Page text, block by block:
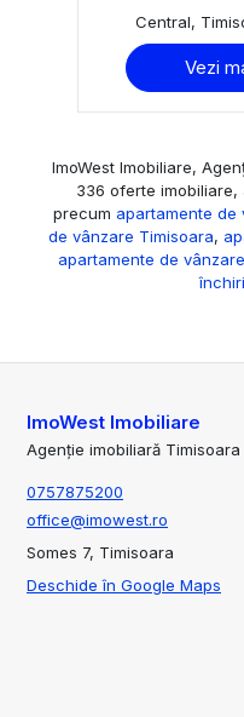
Central,
Vezi
ImoWest Imobiliare,
336 oferte
precum apartamente de
de vânzare Timisoara,
apartamente de
ImoWest Imobiliare
Agenție imobiliară Timisoara
0757875200
office@imowest.ro
Somes 7, Timisoara
Deschide în Google Maps